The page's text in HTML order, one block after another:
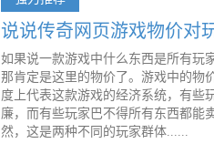
说说传奇网页游戏物价对
如果说一款游戏中什么东西是所有玩
那肯定是这里的物价了。游戏中的物
度上代表这款游戏的经济系统，有些
廉，而有些玩家巴不得所有东西都能
然，这是两种不同的玩家群体......